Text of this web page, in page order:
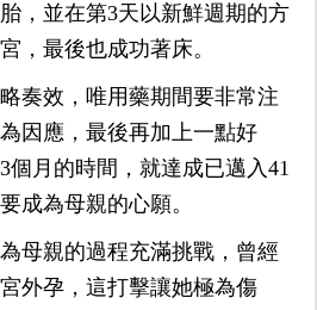
，並在第3天以新鮮週期的方
，最後也成功著床。
奏效，唯用藥期間要非常注
因應，最後再加上一點好
個月的時間，就達成已邁入41
成為母親的心願。
母親的過程充滿挑戰，曾經
外孕，這打擊讓她極為傷